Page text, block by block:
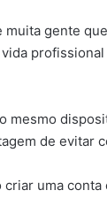
gente
de
uma